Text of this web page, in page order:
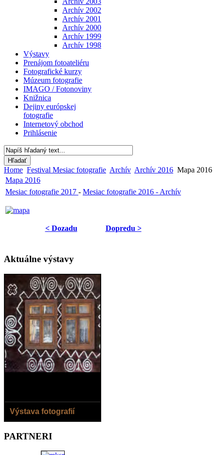
Archív 2002
Archív 2001
Archív 2000
Archív 1999
Archív 1998
Výstavy
Prenájom fotoateliéru
Fotografické kurzy
Múzeum fotografie
IMAGO / Fotonoviny
Knižnica
Dejiny európskej
fotografie
Internetový obchod
Prihlásenie
Home Festival Mesiac fotografie Archív Archív 2016 Mapa 2016
Mapa 2016
Mesiac fotografie 2017 - Mesiac fotografie 2016 - Archív
< Dozadu Dopredu >
Aktuálne výstavy
Výstava fotografií
Jaroslav Horečný /SK/ -
PARTNERI